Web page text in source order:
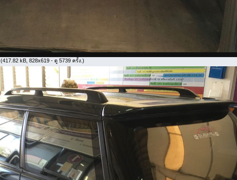
(417.82 kB, 828x619 - ดู 5739 ครั้ง.)